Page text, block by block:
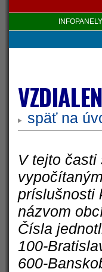
späť na
V tejto
príslušnosti
názvom
Čísla
100-
600-